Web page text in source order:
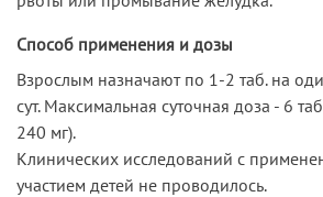
Способ применения и дозы
Взрослым назначают по 1-2 таб. на
сут. Максимальная суточная доза - 6
240 мг).
Клинических исследований с
участием детей не проводилось.